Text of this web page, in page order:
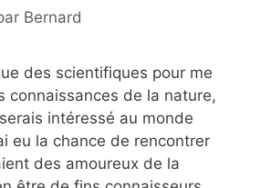
Bernard
des scientifiques pour me
connaissances de la nature,
intéressé au monde
eu la chance de rencontrer
des amoureux de la